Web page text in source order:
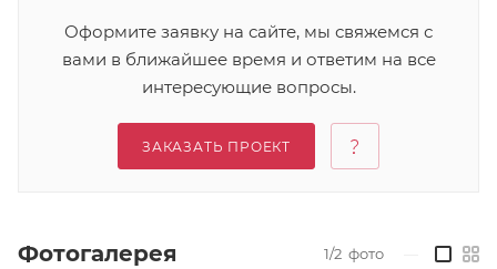
Оформите заявку на сайте, мы свяжемся с
вами в ближайшее время и ответим на все
интересующие вопросы.
ЗАКАЗАТЬ ПРОЕКТ
Фотогалерея 1/2 фото